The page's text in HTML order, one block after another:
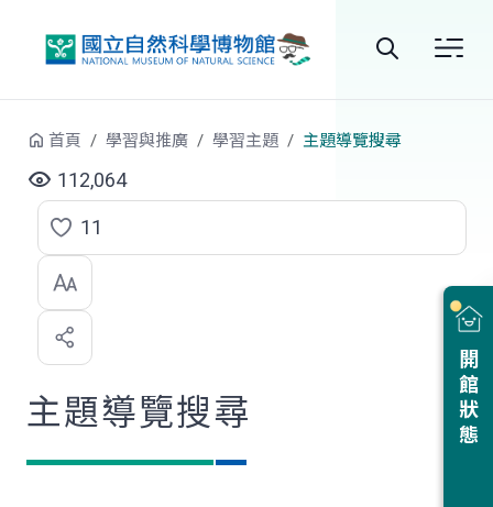
站
尋
開館狀態
首頁 學習與推廣 學習主題 主題導覽搜尋
112,064
點
選
喜
歡
11
主題導覽搜尋